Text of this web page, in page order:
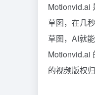
Motionvid.ai
草图，在几
草图，AI就
Motionvid.ai
的视频版权